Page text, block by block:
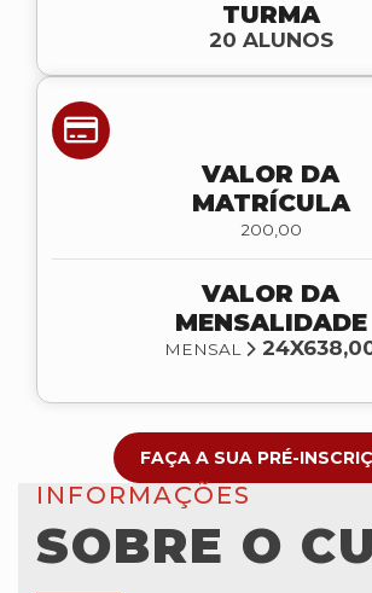
TURMA
20 ALUNOS
VALOR DA
MATRÍCULA
200,00
VALOR DA
MENSALIDADE
MENSAL
FAÇA A SUA PRÉ-
INFORMAÇÕES
SOBRE O